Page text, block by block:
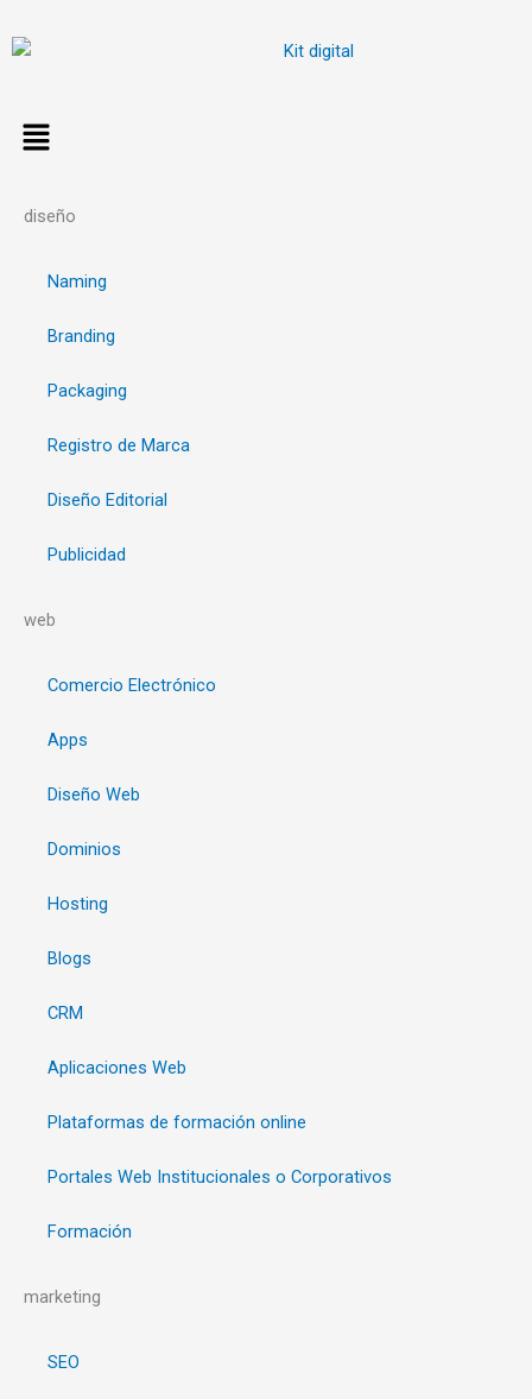
diseño
Naming
Branding
Packaging
Registro de Marca
Diseño Editorial
Publicidad
web
Comercio Electrónico
Apps
Diseño Web
Dominios
Hosting
Blogs
CRM
Aplicaciones Web
Plataformas de formación online
Portales Web Institucionales o Corporativos
Formación
marketing
SEO